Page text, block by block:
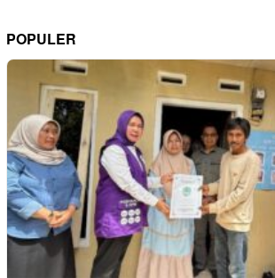
POPULER